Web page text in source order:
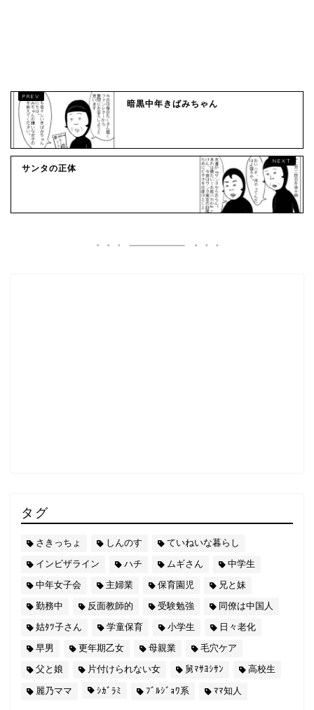
暗黒中年きばみちゃん
サンタの正体
タグ
さきっちょ しんのす
ていねいな暮らし
インビザライン
ハチ ムギさん
中学生
中年女子会
主婦業 保育園児
兄と妹
勤務中
反面教師的 受験勉強
同僚は中国人
姑ﾀﾂ子さん
学童保育 小学生
日々老化
早男
更年期乙女 母親業
毛穴ケア
父と娘
片付けられない女 舅ﾏｻﾖｼｻﾝ 高校生
麗乃ママ ｼｶﾞﾗﾐ ﾌﾞﾙｼﾞｮﾜ系 ﾏﾏ知人